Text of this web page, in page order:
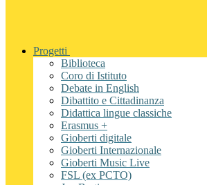
Progetti
Biblioteca
Coro di Istituto
Debate in English
Dibattito e Cittadinanza
Didattica lingue classiche
Erasmus +
Gioberti digitale
Gioberti Internazionale
Gioberti Music Live
FSL (ex PCTO)